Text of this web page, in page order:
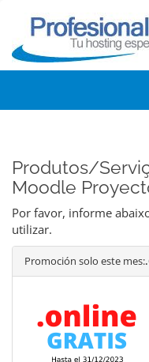
Produtos/
Moodle
Por favor, informe
utilizar.
Promoción solo este mes: